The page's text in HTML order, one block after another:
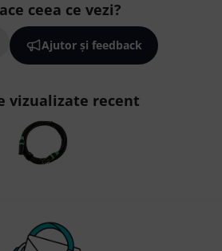
ceea ce vezi?
Ajutor și feedback
vizualizate recent